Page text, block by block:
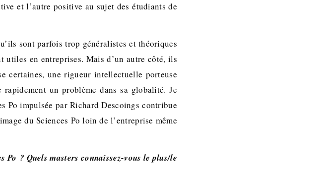
et l’autre positive au sujet des étudiants de
sont parfois trop généralistes et théoriques
utiles en entreprises. Mais d’un autre côté, ils
certaines, une rigueur intellectuelle porteuse
un problème dans sa globalité. Je
Po impulsée par Richard Descoings contribue
du Sciences Po loin de l’entreprise même
? Quels masters connaissez-vous le plus/le